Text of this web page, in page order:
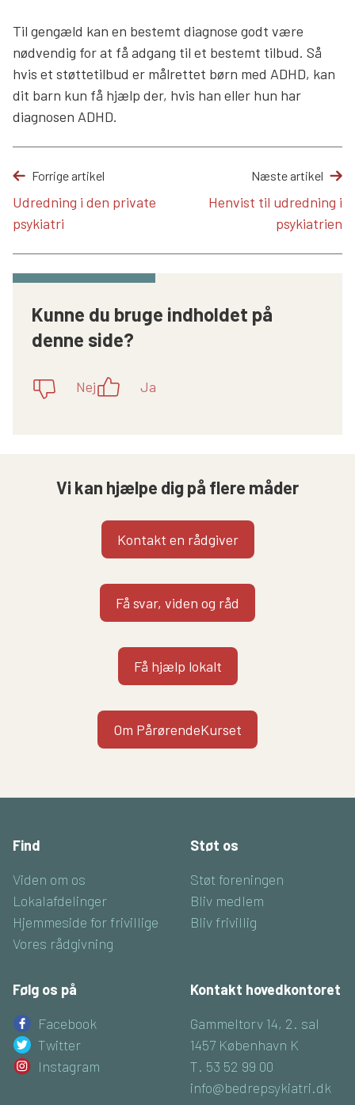
Til gengæld kan en bestemt diagnose godt være
nødvendig for at få adgang til et bestemt tilbud. Så
hvis et støttetilbud er målrettet børn med ADHD, kan
dit barn kun få hjælp der, hvis han eller hun har
diagnosen ADHD.
Forrige artikel
Udredning i den private
psykiatri
Næste artikel
Henvist til udredning i
psykiatrien
Kunne du bruge indholdet på
denne side?
Nej Ja
Vi kan hjælpe dig på flere måder
Kontakt en rådgiver
Få svar, viden og råd
Få hjælp lokalt
Om PårørendeKurset
Find
Viden om os
Lokalafdelinger
Hjemmeside for frivillige
Vores rådgivning
Støt os
Støt foreningen
Bliv medlem
Bliv frivillig
Følg os på
Facebook
Twitter
Instagram
Kontakt hovedkontoret
Gammeltorv 14, 2. sal
1457 København K
T. 53 52 99 00
info@bedrepsykiatri.dk